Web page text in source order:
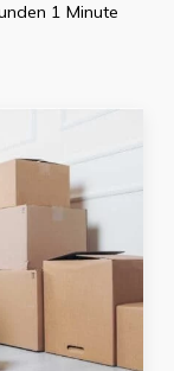
1 Minute